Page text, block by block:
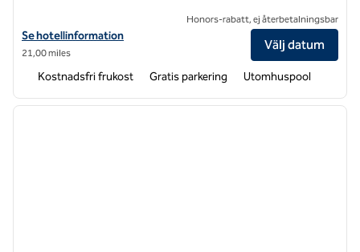
Visa hotelldetaljer för Hampton Inn Winchester N/Conference
Se hotellinformation
21,00 miles
Honors-rabatt, ej återbetalningsbar
Välj datum
Kostnadsfri frukost Gratis parkering Utomhuspool
1 av 12
nästa